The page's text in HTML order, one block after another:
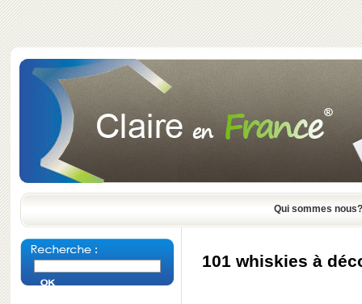
Qui sommes nous?
101 whiskies à